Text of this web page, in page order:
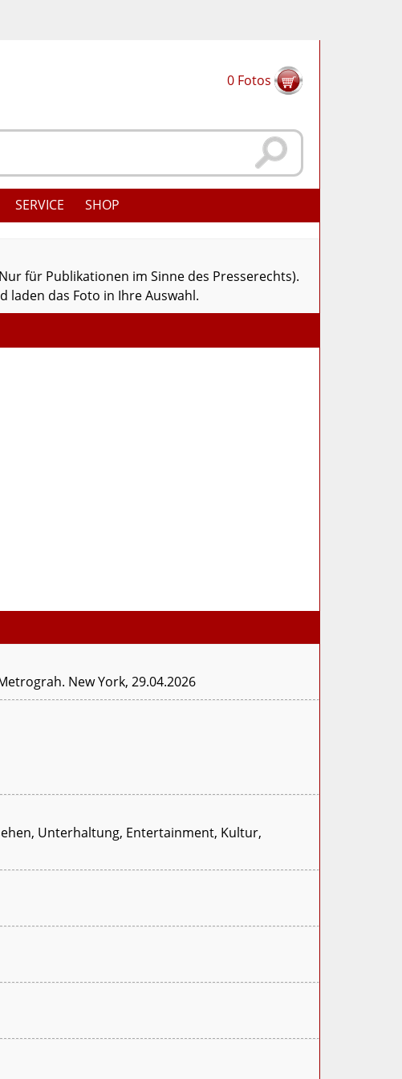
0 Fotos
SERVICE SHOP
für Publikationen im Sinne des Presserechts).
laden das Foto in Ihre Auswahl.
New York, 29.04.2026
Unterhaltung, Entertainment, Kultur,